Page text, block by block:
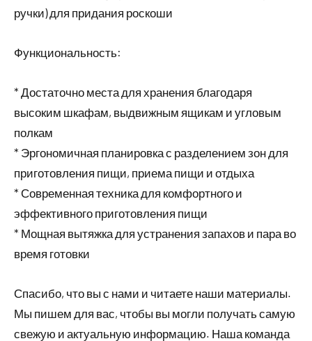
ручки) для придания роскоши
Функциональность:
* Достаточно места для хранения благодаря
высоким шкафам, выдвижным ящикам и угловым
полкам
* Эргономичная планировка с разделением зон для
приготовления пищи, приема пищи и отдыха
* Современная техника для комфортного и
эффективного приготовления пищи
* Мощная вытяжка для устранения запахов и пара во
время готовки
Спасибо, что вы с нами и читаете наши материалы.
Мы пишем для вас, чтобы вы могли получать самую
свежую и актуальную информацию. Наша команда